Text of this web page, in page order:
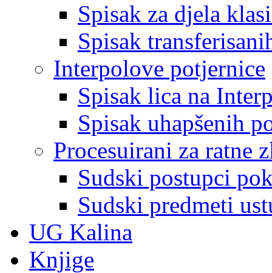
Spisak za djela
Spisak
Interpolove potjernice
Spisak lica na
Spisak uhapšenih
Procesuirani za ratne
Sudski postupci
Sudski predmeti
UG Kalina
Knjige